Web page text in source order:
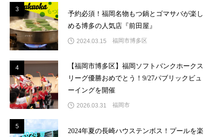
3
予約必須！福岡名物もつ鍋とゴマサバが楽し
める博多の人気店『前田屋』
2024.03.15 福岡市博多区
4
【福岡市博多区】福岡ソフトバンクホークス
リーグ優勝おめでとう！9/27パブリックビュ
ーイングを開催
2026.03.31 福岡市
5
2024年夏の長崎ハウステンボス！プールを楽